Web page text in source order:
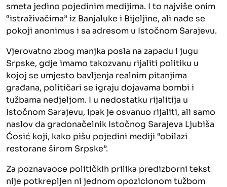
smeta jedino pojedinim medijima. I to najviše onim
“istraživačima” iz Banjaluke i Bijeljine, ali nađe se
pokoji anonimus i sa adresom u Istočnom Sarajevu.
Vjerovatno zbog manjka posla na zapadu i jugu
Srpske, gdje imamo takozvanu rijaliti politiku u
kojoj se umjesto bavljenja realnim pitanjima
građana, političari se igraju dojavama bombi i
tužbama nedjeljom. I u nedostatku rijalitija u
Istočnom Sarajevu, ipak je osvanuo rijaliti, ali samo
naslov da gradonačelnik Istočnog Sarajeva Ljubiša
Ćosić koji, kako pišu pojedini mediji “obilazi
restorane širom Srpske”.
Za poznavaoce političkih prilika predizborni tekst
nije potkrepljen ni jednom opozicionom tužbom